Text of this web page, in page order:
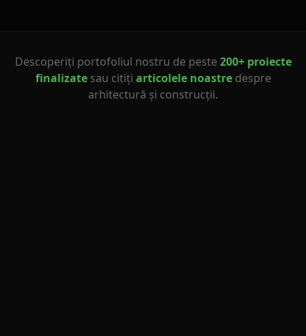
Descoperiți portofoliul nostru de peste 200+ proiecte
finalizate sau citiți articolele noastre despre
arhitectură și construcții.